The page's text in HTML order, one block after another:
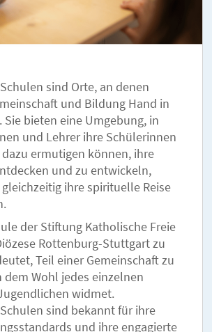
sind Orte, an denen
und Bildung Hand in
Sie bieten eine Umgebung, in
und Lehrer ihre Schülerinnen
ermutigen können, ihre
und zu entwickeln,
ihre spirituelle Reise
der Stiftung Katholische Freie
Rottenburg-Stuttgart zu
Teil einer Gemeinschaft zu
dem Wohl jedes einzelnen
widmet.
sind bekannt für ihre
und ihre engagierte